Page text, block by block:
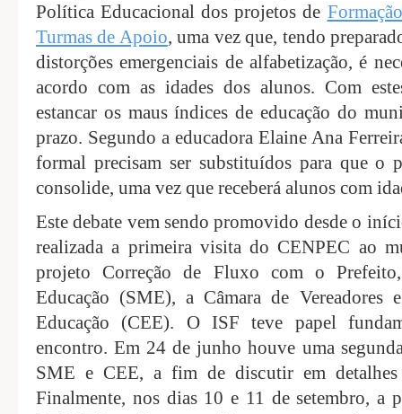
Política Educacional dos projetos de
Turmas de Apoio, uma vez que, tendo
distorções emergenciais de alfabetização, é
acordo com as idades dos alunos. Com
estancar os maus índices de educação do
prazo. Segundo a educadora Elaine Ana
formal precisam ser substituídos para que o
consolide, uma vez que receberá alunos com
Este debate vem sendo promovido desde o
realizada a primeira visita do CENPEC ao
projeto Correção de Fluxo com o
Educação (SME), a Câmara de Vereadores
Educação (CEE). O ISF teve papel
encontro. Em 24 de junho houve uma
SME e CEE, a fim de discutir em
Finalmente, nos dias 10 e 11 de setembro, a